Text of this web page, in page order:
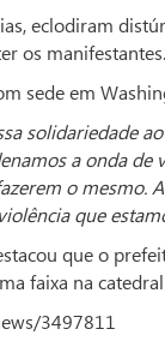
eclodiram
os manifestantes.
sede em
solidariedade
a onda
o mesmo.
que
que o
faixa na
3497811